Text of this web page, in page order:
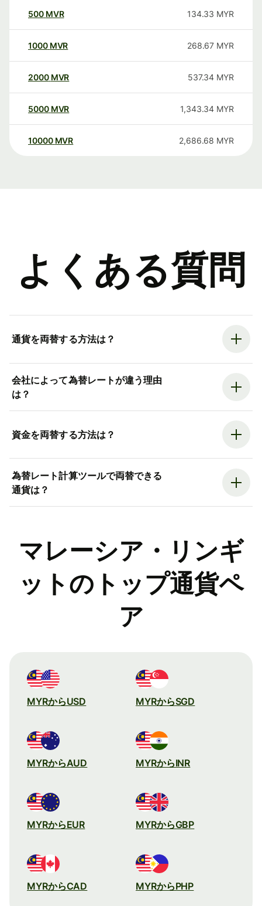
500 MVR 134.33 MYR
1000 MVR 268.67 MYR
2000 MVR 537.34 MYR
5000 MVR 1,343.34 MYR
10000 MVR 2,686.68 MYR
よくある質問
通貨を両替する方法は？
会社によって為替レートが違う理由
は？
資金を両替する方法は？
為替レート計算ツールで両替できる
通貨は？
マレーシア・リンギ
ットのトップ通貨ペ
ア
MYRからUSD MYRからSGD
MYRからAUD MYRからINR
MYRからEUR MYRからGBP
MYRからCAD MYRからPHP